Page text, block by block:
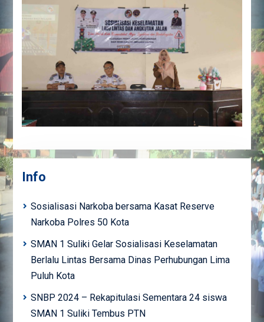
Info
Sosialisasi Narkoba bersama Kasat Reserve
Narkoba Polres 50 Kota
SMAN 1 Suliki Gelar Sosialisasi Keselamatan
Berlalu Lintas Bersama Dinas Perhubungan Lima
Puluh Kota
SNBP 2024 – Rekapitulasi Sementara 24 siswa
SMAN 1 Suliki Tembus PTN